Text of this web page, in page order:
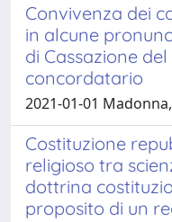
Convivenza dei
in alcune
di Cassazione
concordatario
2021-01-01
Costituzione
religioso tra
dottrina
proposito di un